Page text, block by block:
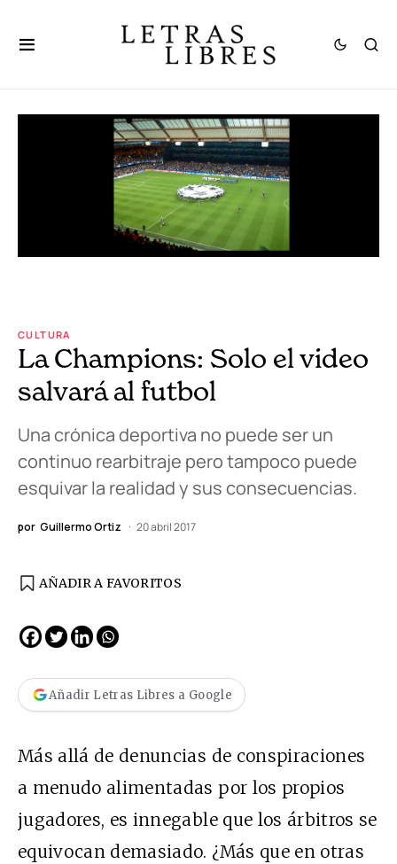
CULTURA
La Champions: Solo el video
salvará al futbol
Una crónica deportiva no puede ser un
continuo rearbitraje pero tampoco puede
esquivar la realidad y sus consecuencias.
por Guillermo Ortiz 20 abril 2017
AÑADIR A FAVORITOS
Añadir Letras Libres a Google
Más allá de denuncias de conspiraciones
a menudo alimentadas por los propios
jugadores, es innegable que los árbitros se
equivocan demasiado. ¿Más que en otras